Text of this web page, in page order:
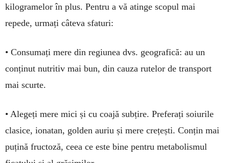
kilogramelor în plus. Pentru a vă atinge scopul mai
repede, urmați câteva sfaturi:
• Consumați mere din regiunea dvs. geo­grafică: au un
conținut nutritiv mai bun, din cauza rutelor de trans­port
mai scurte.
• Alegeți mere mici și cu coajă subțire. Pre­ferați soiurile
clasice, ionatan, golden auriu și mere crețești. Conțin mai
puțină fructoză, ceea ce este bine pentru metabolismul